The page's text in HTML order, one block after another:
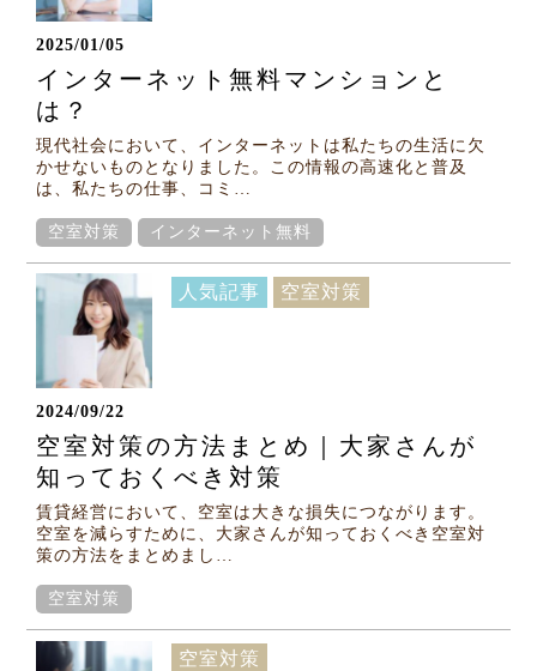
2025/01/05
インターネット無料マンションと
は？
現代社会において、インターネットは私たちの生活に欠
かせないものとなりました。この情報の高速化と普及
は、私たちの仕事、コミ…
空室対策 インターネット無料
人気記事 空室対策
2024/09/22
空室対策の方法まとめ｜大家さんが
知っておくべき対策
賃貸経営において、空室は大きな損失につながります。
空室を減らすために、大家さんが知っておくべき空室対
策の方法をまとめまし…
空室対策
空室対策